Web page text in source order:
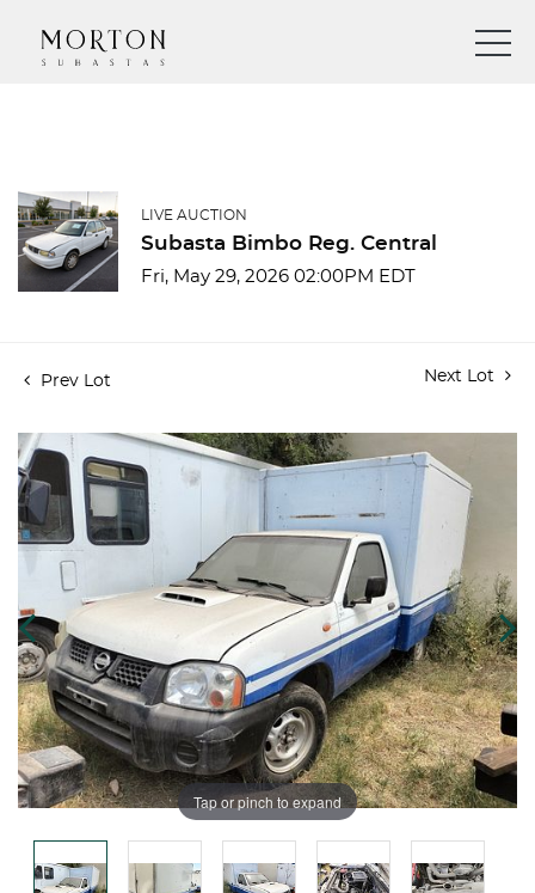
LIVE AUCTION
Subasta Bimbo Reg. Central
Fri, May 29, 2026 02:00PM EDT
Prev Lot Next Lot
Tap or pinch to expand